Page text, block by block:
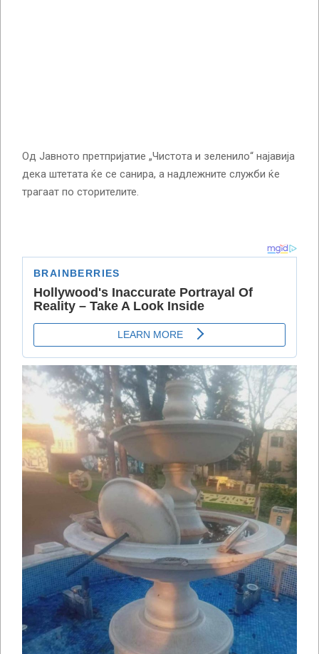
Од Јавното претпријатие „Чистота и зеленило“ најавија
дека штетата ќе се санира, а надлежните служби ќе
трагаат по сторителите.